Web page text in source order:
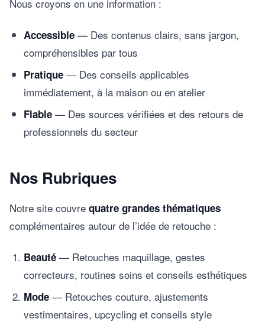
Nous croyons en une information :
Accessible — Des contenus clairs, sans jargon,
compréhensibles par tous
Pratique — Des conseils applicables
immédiatement, à la maison ou en atelier
Fiable — Des sources vérifiées et des retours de
professionnels du secteur
Nos Rubriques
Notre site couvre quatre grandes thématiques
complémentaires autour de l’idée de retouche :
Beauté — Retouches maquillage, gestes
correcteurs, routines soins et conseils esthétiques
Mode — Retouches couture, ajustements
vestimentaires, upcycling et conseils style